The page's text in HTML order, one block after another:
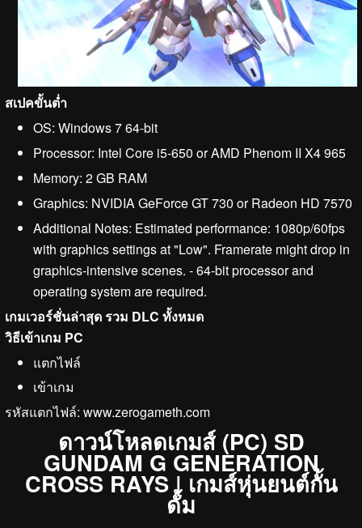
สเปคขั้นต่ำ
OS: Windows 7 64-bit
Processor: Intel Core i5-650 or AMD Phenom II X4 965
Memory: 2 GB RAM
Graphics: NVIDIA GeForce GT 730 or Radeon HD 7570
Additional Notes: Estimated performance: 1080p/60fps
with graphics settings at "Low". Framerate might drop in
graphics-intensive scenes. - 64-bit processor and
operating system are required.
เกมเวอร์ชั่นล่าสุด รวม DLC ทั้งหมด
วิธีเข้าเกม PC
แตกไฟล์
เข้าเกม
รหัสแตกไฟล์: www.zerogameth.com
ดาวน์โหลดเกมส์ (PC) SD
GUNDAM G GENERATION
CROSS RAYS | เกมส์หุ่นยนต์กั้น
ดั้ม